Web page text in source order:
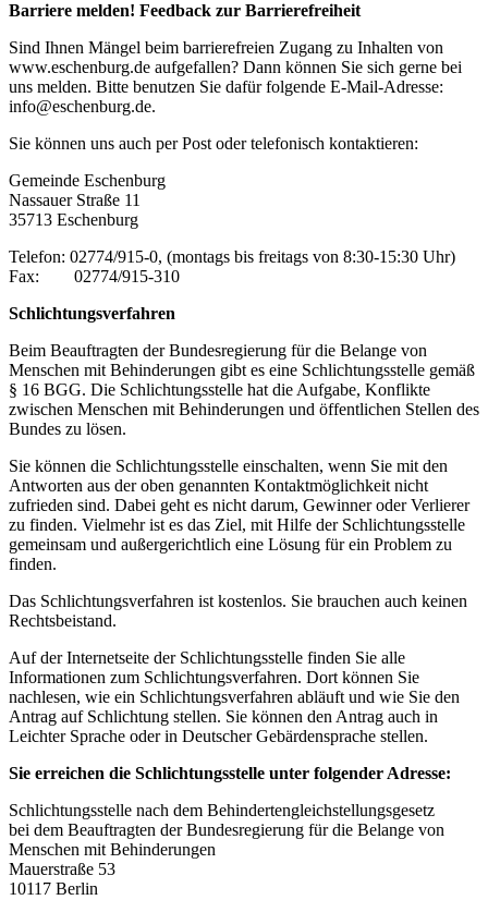
Barriere melden! Feedback zur Barrierefreiheit
Sind Ihnen Mängel beim barrierefreien Zugang zu Inhalten von
www.eschenburg.de aufgefallen? Dann können Sie sich gerne bei
uns melden. Bitte benutzen Sie dafür folgende E-Mail-Adresse:
info@eschenburg.de.
Sie können uns auch per Post oder telefonisch kontaktieren:
Gemeinde Eschenburg
Nassauer Straße 11
35713 Eschenburg
Telefon: 02774/915-0, (montags bis freitags von 8:30-15:30 Uhr)
Fax: 02774/915-310
Schlichtungsverfahren
Beim Beauftragten der Bundesregierung für die Belange von
Menschen mit Behinderungen gibt es eine Schlichtungsstelle gemäß
§ 16 BGG. Die Schlichtungsstelle hat die Aufgabe, Konflikte
zwischen Menschen mit Behinderungen und öffentlichen Stellen des
Bundes zu lösen.
Sie können die Schlichtungsstelle einschalten, wenn Sie mit den
Antworten aus der oben genannten Kontaktmöglichkeit nicht
zufrieden sind. Dabei geht es nicht darum, Gewinner oder Verlierer
zu finden. Vielmehr ist es das Ziel, mit Hilfe der Schlichtungsstelle
gemeinsam und außergerichtlich eine Lösung für ein Problem zu
finden.
Das Schlichtungsverfahren ist kostenlos. Sie brauchen auch keinen
Rechtsbeistand.
Auf der Internetseite der Schlichtungsstelle finden Sie alle
Informationen zum Schlichtungsverfahren. Dort können Sie
nachlesen, wie ein Schlichtungsverfahren abläuft und wie Sie den
Antrag auf Schlichtung stellen. Sie können den Antrag auch in
Leichter Sprache oder in Deutscher Gebärdensprache stellen.
Sie erreichen die Schlichtungsstelle unter folgender Adresse:
Schlichtungsstelle nach dem Behindertengleichstellungsgesetz
bei dem Beauftragten der Bundesregierung für die Belange von
Menschen mit Behinderungen
Mauerstraße 53
10117 Berlin